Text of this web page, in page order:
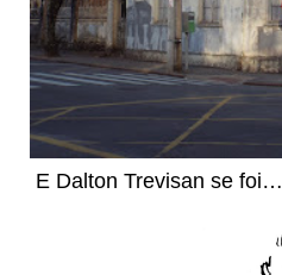
E Dalton Trevisan se foi…